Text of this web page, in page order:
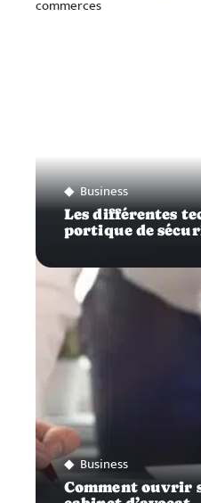
Business
Les différentes
portique de
Business
Comment ouvrir